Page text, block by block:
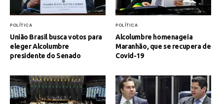
POLÍTICA
União Brasil busca votos para
eleger Alcolumbre
presidente do Senado
POLÍTICA
Alcolumbre homenageia
Maranhão, que se recupera de
Covid-19